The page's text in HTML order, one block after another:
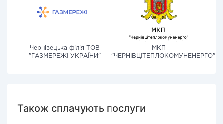
Чернівецька філія ТОВ
"ГАЗМЕРЕЖІ УКРАЇНИ"
МКП
"ЧЕРНІВЦІТЕПЛОКОМУНЕНЕРГО"
Також сплачують послуги